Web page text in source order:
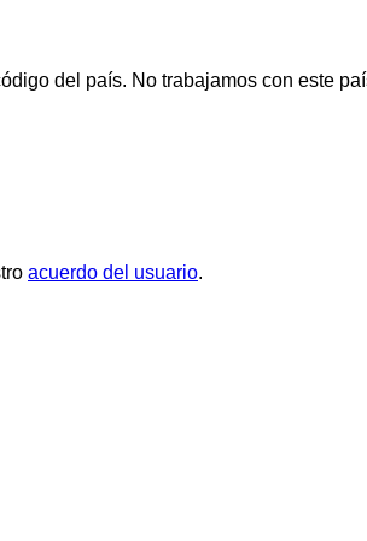
del país. No trabajamos con este
acuerdo del usuario.